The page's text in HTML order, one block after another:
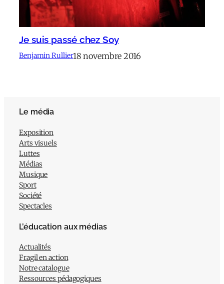
Je suis passé chez Soy
Benjamin Rullier18 novembre 2016
Le média
Exposition
Arts visuels
Luttes
Médias
Musique
Sport
Société
Spectacles
L’éducation aux médias
Actualités
Fragil en action
Notre catalogue
Ressources pédagogiques